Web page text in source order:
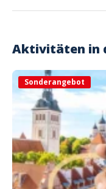
Aktivitäten in
Sonderangebot